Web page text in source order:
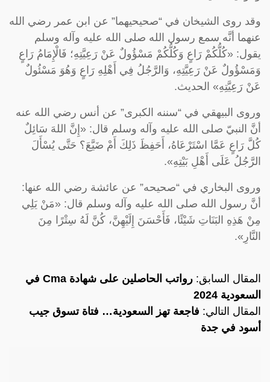
وقد روى الشيخان في “صحيحيهما” عن ابن عمر رضي الله
عنهما أنَّه سمع رسول الله صلى الله عليه وآله وسلم
يقول: «كُلُّكُمْ رَاعٍ وَكُلُّكُمْ مَسْؤُولٌ عَنْ رَعِيَّتِهِ؛ فَالْإِمَامُ رَاعٍ
وَمَسْؤُولٌ عَنْ رَعِيَّتِهِ، وَالرَّجُلُ فِي أَهْلِهِ رَاعٍ وَهُوَ مَسْئُولٌ
عَنْ رَعِيَّتِهِ» الحديث.
وروى البيهقي في “سننه الكبرى” عن أنس رضي الله عنه
أنَّ النبيّ صلى الله عليه وآله وسلم قال: «إِنَّ اللهَ سَائِلٌ
كُلَّ رَاعٍ عَمَّا اسْتَرْعَاهُ، أَحَفِظَ ذَلِكَ أَمْ ضَيَّعَ؟ حَتَّى يُسْأَلَ
الرَّجُلُ عَلَى أَهْلِ بَيْتِهِ».
وروى البخاري في “صحيحه” عن عائشة رضي الله عنها:
أنَّ رسول الله صلى الله عليه وآله وسلم قال: «مَنْ يَلِي
مِنْ هَذِهِ البَنَاتِ شَيْئًا، فَأَحْسَنَ إِلَيْهِنَّ، كُنَّ لَهُ سِتْرًا مِنَ
النَّارِ».
المقال السابق:
رواتب الحاصلين على شهادة Cma في
السعودية 2024
المقال التالي: فاجعة تهز السعودية… فتاة تسوق جيب
أسود في جدة